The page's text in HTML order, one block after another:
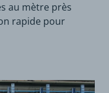
au mètre près
rapide pour